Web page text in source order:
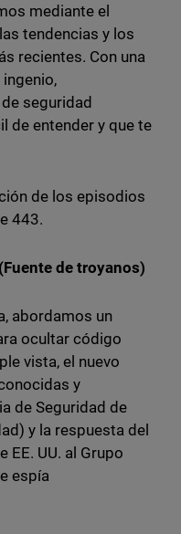
mediante el
tendencias y los
recientes. Con una
seguridad
de entender y que te
de los episodios
443.
de troyanos)
abordamos un
ocultar código
vista, el nuevo
y
de Seguridad de
y la respuesta del
EE. UU. al Grupo
espía